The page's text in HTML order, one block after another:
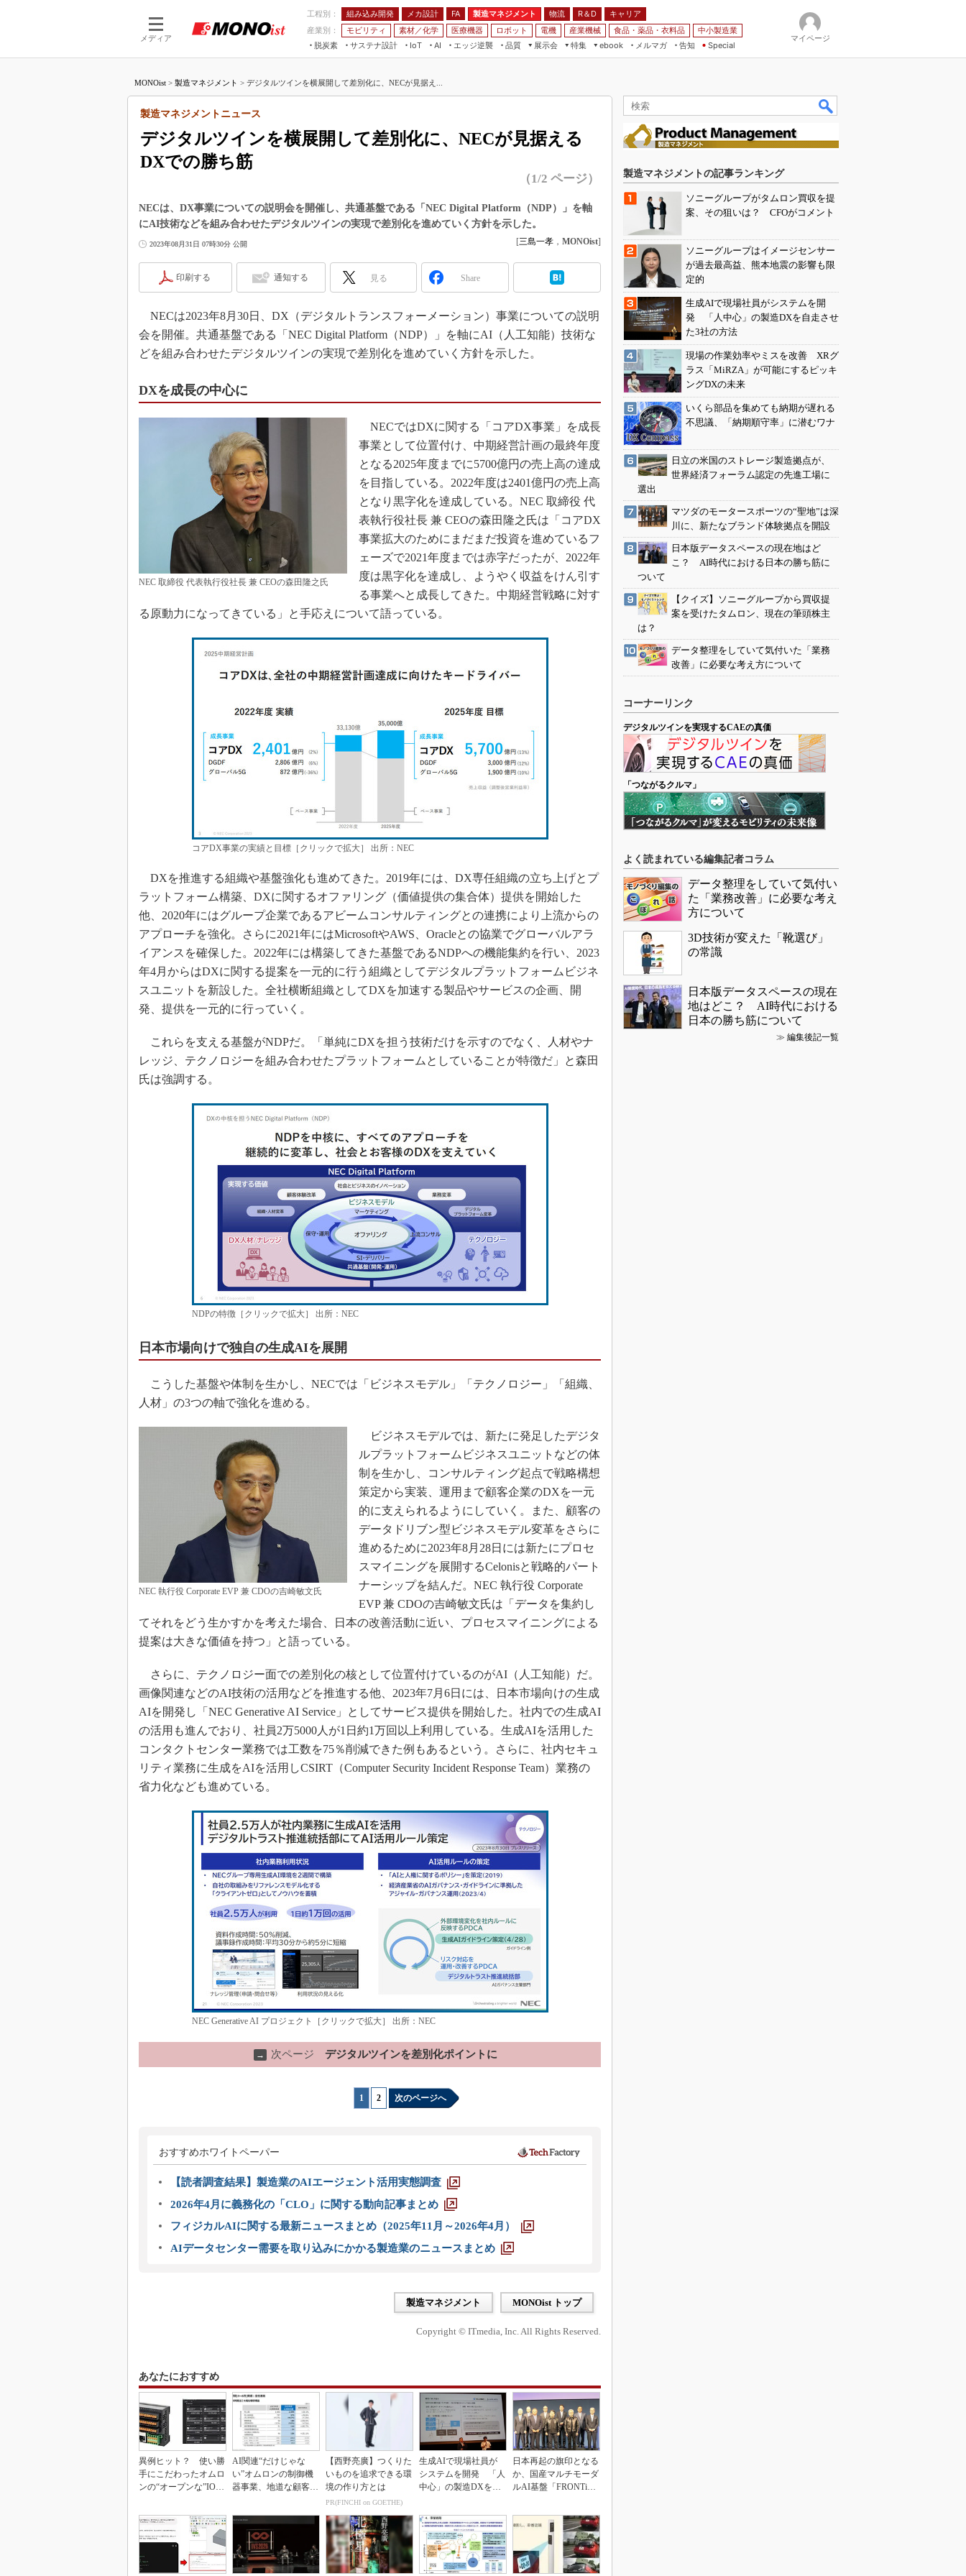
メディア
工程別： 組み込み開発 メカ設計 FA 製造マネジメント 物流 R＆D
キャリア
産業別：
モビリティ 素材／化学 医療機器 ロボット 電機 産業機械 食品・薬品・衣料品
中小製造業
脱炭素
サステナ設計
IoT
つながる工場
AI
AI×設備保全
エッジ逆襲 品質
展示会
JIMTOF
IIFES
TECHNO-FRONTIER
人テク展
日本ものづくりワールド
AUTOMOTIVE WORLD
産業オープンネット展
特集
つながるクルマ
組み込みモデリング
車載ソフト開発
ISO26262
デジタルツインとCAE
製造業ビッグデータ
メイドインジャパン
植物工場
知財マネジメント
海外生産
グローバル設計・開発
制御セキュリティ
新型コロナへの対応
ebook
メルマガ
告知 Special
マイページ
MONOist > 製造マネジメント > デジタルツインを横展開して差別化に、NECが見据え...
デジタルツインを横展開して差別化に、NECが見据える
DXでの勝ち筋
製造マネジメントニュース
（1/2 ページ）
NECは、DX事業についての説明会を開催し、共通基盤である「NEC Digital Platform（NDP）」を軸
にAI技術などを組み合わせたデジタルツインの実現で差別化を進めていく方針を示した。
2023年08月31日 07時30分 公開 [三島一孝 ， MONOist]
印刷する 通知する 見る Share
NECは2023年8月30日、DX（デジタルトランスフォーメーション）事業についての説明
会を開催。共通基盤である「NEC Digital Platform（NDP）」を軸にAI（人工知能）技術な
どを組み合わせたデジタルツインの実現で差別化を進めていく方針を示した。
DXを成長の中心に
NEC 取締役 代表執行役社長 兼 CEOの森田隆之氏
NECではDXに関する「コアDX事業」を成長
事業として位置付け、中期経営計画の最終年度
となる2025年度までに5700億円の売上高の達成
を目指している。2022年度は2401億円の売上高
となり黒字化を達成している。NEC 取締役 代
表執行役社長 兼 CEOの森田隆之氏は「コアDX
事業拡大のためにまだまだ投資を進めているフ
ェーズで2021年度までは赤字だったが、2022年
度は黒字化を達成し、ようやく収益をけん引す
る事業へと成長してきた。中期経営戦略に対す
る原動力になってきている」と手応えについて語っている。
コアDX事業の実績と目標［クリックで拡大］ 出所：NEC
DXを推進する組織や基盤強化も進めてきた。2019年には、DX専任組織の立ち上げとプ
ラットフォーム構築、DXに関するオファリング（価値提供の集合体）提供を開始した
他、2020年にはグループ企業であるアビームコンサルティングとの連携により上流からの
アプローチを強化。さらに2021年にはMicrosoftやAWS、Oracleとの協業でグローバルアラ
イアンスを確保した。2022年には構築してきた基盤であるNDPへの機能集約を行い、2023
年4月からはDXに関する提案を一元的に行う組織としてデジタルプラットフォームビジネ
スユニットを新設した。全社横断組織としてDXを加速する製品やサービスの企画、開
発、提供を一元的に行っていく。
これらを支える基盤がNDPだ。「単純にDXを担う技術だけを示すのでなく、人材やナ
レッジ、テクノロジーを組み合わせたプラットフォームとしていることが特徴だ」と森田
氏は強調する。
NDPの特徴［クリックで拡大］ 出所：NEC
日本市場向けで独自の生成AIを展開
こうした基盤や体制を生かし、NECでは「ビジネスモデル」「テクノロジー」「組織、
人材」の3つの軸で強化を進める。
NEC 執行役 Corporate EVP 兼 CDOの吉崎敏文氏
ビジネスモデルでは、新たに発足したデジタ
ルプラットフォームビジネスユニットなどの体
制を生かし、コンサルティング起点で戦略構想
策定から実装、運用まで顧客企業のDXを一元
的に支えられるようにしていく。また、顧客の
データドリブン型ビジネスモデル変革をさらに
進めるために2023年8月28日には新たにプロセ
スマイニングを展開するCelonisと戦略的パート
ナーシップを結んだ。NEC 執行役 Corporate
EVP 兼 CDOの吉崎敏文氏は「データを集約し
てそれをどう生かすかを考えた場合、日本の改善活動に近い、プロセスマイニングによる
提案は大きな価値を持つ」と語っている。
さらに、テクノロジー面での差別化の核として位置付けているのがAI（人工知能）だ。
画像関連などのAI技術の活用などを推進する他、2023年7月6日には、日本市場向けの生成
AIを開発し「NEC Generative AI Service」としてサービス提供を開始した。社内での生成AI
の活用も進んでおり、社員2万5000人が1日約1万回以上利用している。生成AIを活用した
コンタクトセンター業務では工数を75％削減できた例もあるという。さらに、社内セキュ
リティ業務に生成をAIを活用しCSIRT（Computer Security Incident Response Team）業務の
省力化なども進めている。
NEC Generative AI プロジェクト［クリックで拡大］ 出所：NEC
→ 次ページ デジタルツインを差別化ポイントに
1 2 次のページへ
おすすめホワイトペーパー
【読者調査結果】製造業のAIエージェント活用実態調査
2026年4月に義務化の「CLO」に関する動向記事まとめ
フィジカルAIに関する最新ニュースまとめ（2025年11月～2026年4月）
AIデータセンター需要を取り込みにかかる製造業のニュースまとめ
製造マネジメント MONOist トップ
Copyright © ITmedia, Inc. All Rights Reserved.
あなたにおすすめ
異例ヒット？ 使い勝
手にこだわったオムロ
ンの“オープンな”IO-L
AI関連“だけじゃな
い”オムロンの制御機
器事業、地道な顧客基
【西野亮廣】つくりた
いものを追求できる環
境の作り方とは
PR(FINCHI on GOETHE)
生成AIで現場社員が
システムを開発 「人
中心」の製造DXを自
日本再起の旗印となる
か、国産マルチモーダ
ルAI基盤「FRONTi
製造マネジメントの記事ランキング
ソニーグループがタムロン買収を提
案、その狙いは？ CFOがコメント
ソニーグループはイメージセンサー
が過去最高益、熊本地震の影響も限
定的
生成AIで現場社員がシステムを開
発 「人中心」の製造DXを自走させ
た3社の方法
現場の作業効率やミスを改善 XRグ
ラス「MiRZA」が可能にするピッキ
ングDXの未来
いくら部品を集めても納期が遅れる
不思議、「納期順守率」に潜むワナ
日立の米国のストレージ製造拠点が、
世界経済フォーラム認定の先進工場に
選出
マツダのモータースポーツの“聖地”は深
川に、新たなブランド体験拠点を開設
日本版データスペースの現在地はど
こ？ AI時代における日本の勝ち筋に
ついて
【クイズ】ソニーグループから買収提
案を受けたタムロン、現在の筆頭株主
は？
データ整理をしていて気付いた「業務
改善」に必要な考え方について
コーナーリンク
デジタルツインを実現するCAEの真価
「つながるクルマ」
よく読まれている編集記者コラム
データ整理をしていて気付い
た「業務改善」に必要な考え
方について
3D技術が変えた「靴選び」
の常識
日本版データスペースの現在
地はどこ？ AI時代における
日本の勝ち筋について
≫ 編集後記一覧